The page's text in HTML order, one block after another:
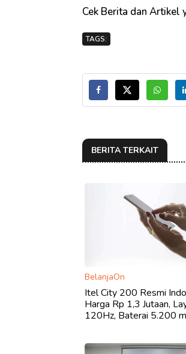
Cek Berita dan Artikel
TAGS:
BERITA TERKAIT
BelanjaOn
Itel City 200 Resmi
Harga Rp 1,3 Jutaan,
120Hz, Baterai 5.200